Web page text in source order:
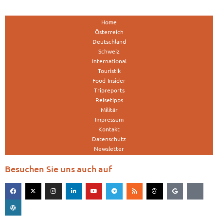
Home
Österreich
Deutschland
Schweiz
International
Touristik
Food-Insider
Tripreports
Reisetipps
Militär
Impressum
Kontakt
Datenschutz
Newsletter
Besuchen Sie uns auch auf